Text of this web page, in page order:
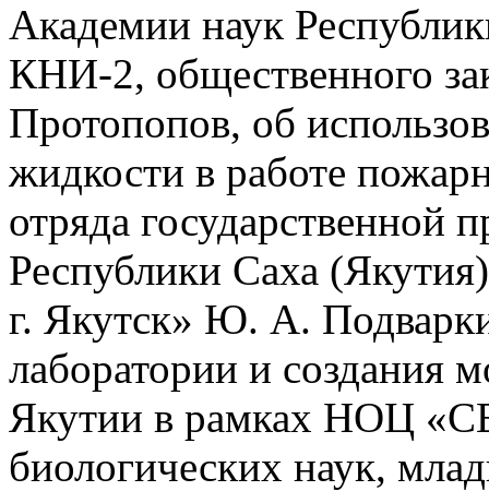
Академии наук
КНИ-2, общественного
Протопопов, об
жидкости в работе
отряда государственной
Республики Саха
г. Якутск» Ю. А.
лаборатории и создания
Якутии в рамках НОЦ
биологических наук,